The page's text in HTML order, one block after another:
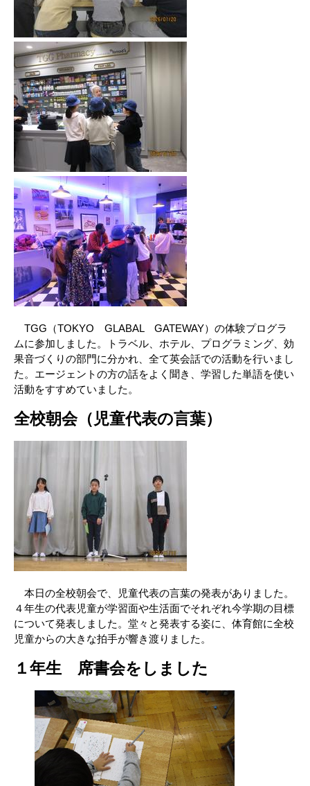
TGG（TOKYO GLABAL GATEWAY）の体験プログラ
ムに参加しました。トラベル、ホテル、プログラミング、効
果音づくりの部門に分かれ、全て英会話での活動を行いまし
た。エージェントの方の話をよく聞き、学習した単語を使い
活動をすすめていました。
全校朝会（児童代表の言葉）
本日の全校朝会で、児童代表の言葉の発表がありました。
４年生の代表児童が学習面や生活面でそれぞれ今学期の目標
について発表しました。堂々と発表する姿に、体育館に全校
児童からの大きな拍手が響き渡りました。
１年生 席書会をしました